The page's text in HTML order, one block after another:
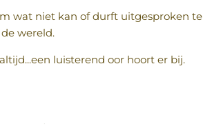
wat niet kan of durft uitgesproken te
wereld.
luisterend oor hoort er bij.